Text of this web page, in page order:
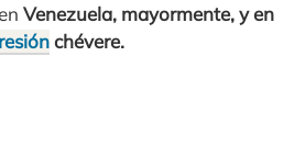
Venezuela, mayormente, y en
chévere.